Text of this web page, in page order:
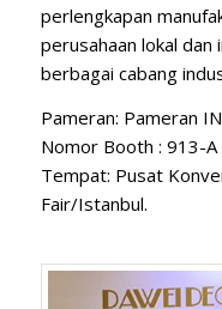
perlengkapan
perusahaan lokal
berbagai cabang
Pameran: Pameran
Nomor Booth : 913-A
Tempat: Pusat
Fair/Istanbul.